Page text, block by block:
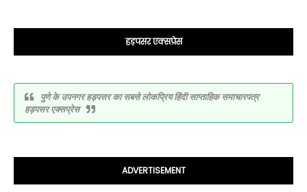
हड़पसर एक्सप्रेस
पुणे के उपनगर हड़पसर का सबसे लोकप्रिय हिंदी साप्ताहिक समाचारपत्र
हड़पसर एक्सप्रेस
ADVERTISEMENT